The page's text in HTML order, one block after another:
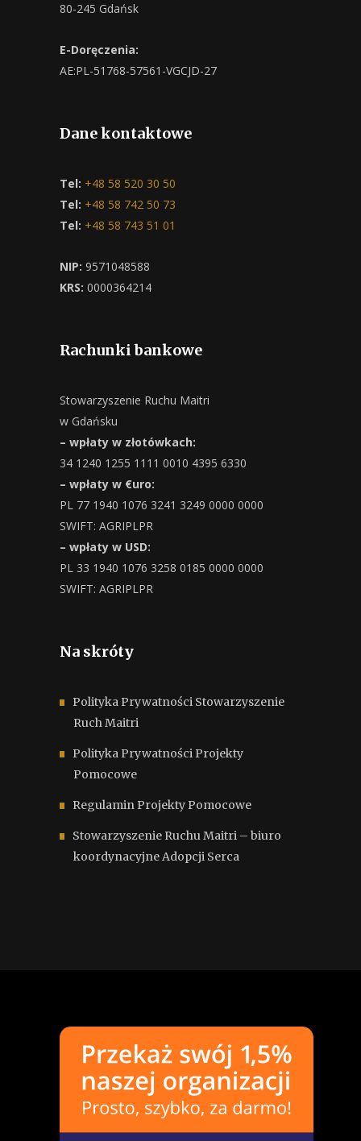
80-245 Gdańsk
E-Doręczenia:
AE:PL-51768-57561-VGCJD-27
Dane kontaktowe
Tel: +48 58 520 30 50
Tel: +48 58 742 50 73
Tel: +48 58 743 51 01
NIP: 9571048588
KRS: 0000364214
Rachunki bankowe
Stowarzyszenie Ruchu Maitri
w Gdańsku
– wpłaty w złotówkach:
34 1240 1255 1111 0010 4395 6330
– wpłaty w €uro:
PL 77 1940 1076 3241 3249 0000 0000
SWIFT: AGRIPLPR
– wpłaty w USD:
PL 33 1940 1076 3258 0185 0000 0000
SWIFT: AGRIPLPR
Na skróty
Polityka Prywatności Stowarzyszenie
Ruch Maitri
Polityka Prywatności Projekty
Pomocowe
Regulamin Projekty Pomocowe
Stowarzyszenie Ruchu Maitri – biuro
koordynacyjne Adopcji Serca